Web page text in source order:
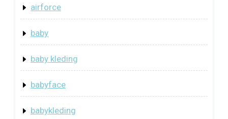
airforce
baby
baby kleding
babyface
babykleding